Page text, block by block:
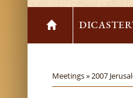
Meetings »2007